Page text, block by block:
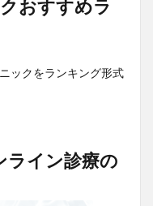
おすすめラ
ックをランキング形式
イン診療の